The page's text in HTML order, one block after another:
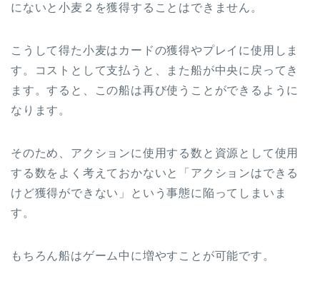
にないと小麦２を獲得することはできません。
こうして得た小麦はカードの獲得やプレイに使用しま
す。コストとして支払うと、また船が中央に戻ってき
ます。すると、この船は再び使うことができるように
なります。
そのため、アクションに使用する数と資源として使用
する数をよく考えておかないと「アクションはできる
けど獲得ができない」という事態に陥ってしまいま
す。
もちろん船はゲーム中に増やすことが可能です。